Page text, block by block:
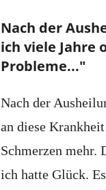
Nach der
ich viele Jahre
Probleme..."
Nach der
an diese
Schmerzen mehr.
ich hatte Glück.